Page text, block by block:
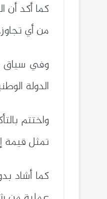
كما أكد أن
من أي
الدولة
واختتم
تمثل قيمة
كما أشاد